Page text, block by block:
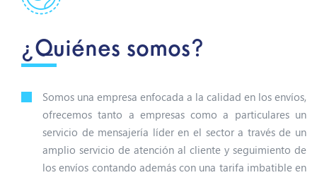
¿Quiénes somos?
Somos una empresa enfocada a la calidad en los envíos,
ofrecemos tanto a empresas como a particulares un
servicio de mensajería líder en el sector a través de un
amplio servicio de atención al cliente y seguimiento de
los envíos contando además con una tarifa imbatible en